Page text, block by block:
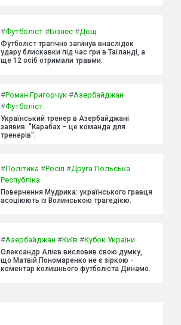
#Футболіст #Бізнес #Дощ
Футболіст трагічно загинув внаслідок
удару блискавки під час гри в Таїланді, а
ще 12 осіб отримали травми.
#Роман Григорчук #Азербайджан
#Футболіст
Український тренер в Азербайджані
заявив: "Карабах – це команда для
тренерів".
#Політика #Росія #Друга Польська
Республіка
Повернення Мудрика: українського гравця
асоціюють із Волинською трагедією.
#Азербайджан #Київ #Кубок України
Олександр Алієв висловив свою думку,
що Матвій Пономаренко не є зіркою -
коментар колишнього футболіста Динамо.